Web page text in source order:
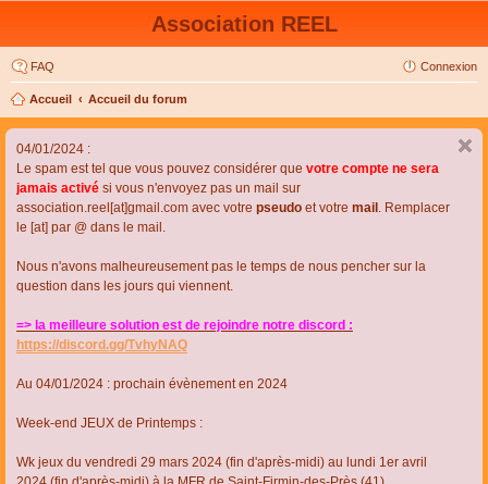
Association REEL
FAQ Connexion
Accueil Accueil du forum
04/01/2024 :
Le spam est tel que vous pouvez considérer que votre compte ne sera
jamais activé si vous n'envoyez pas un mail sur
association.reel[at]gmail.com avec votre pseudo et votre mail . Remplacer
le [at] par @ dans le mail.
Nous n'avons malheureusement pas le temps de nous pencher sur la
question dans les jours qui viennent.
=> la meilleure solution est de rejoindre notre discord :
https://discord.gg/TvhyNAQ
Au 04/01/2024 : prochain évènement en 2024
Week-end JEUX de Printemps :
Wk jeux du vendredi 29 mars 2024 (fin d'après-midi) au lundi 1er avril